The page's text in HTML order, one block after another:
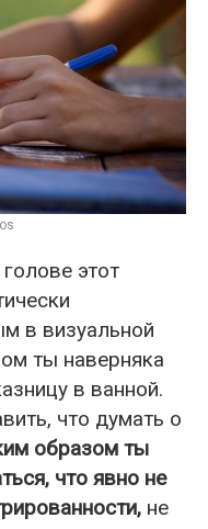
этот
в визуальной
ты наверняка
в ванной.
что думать о
образом ты
что явно не
не